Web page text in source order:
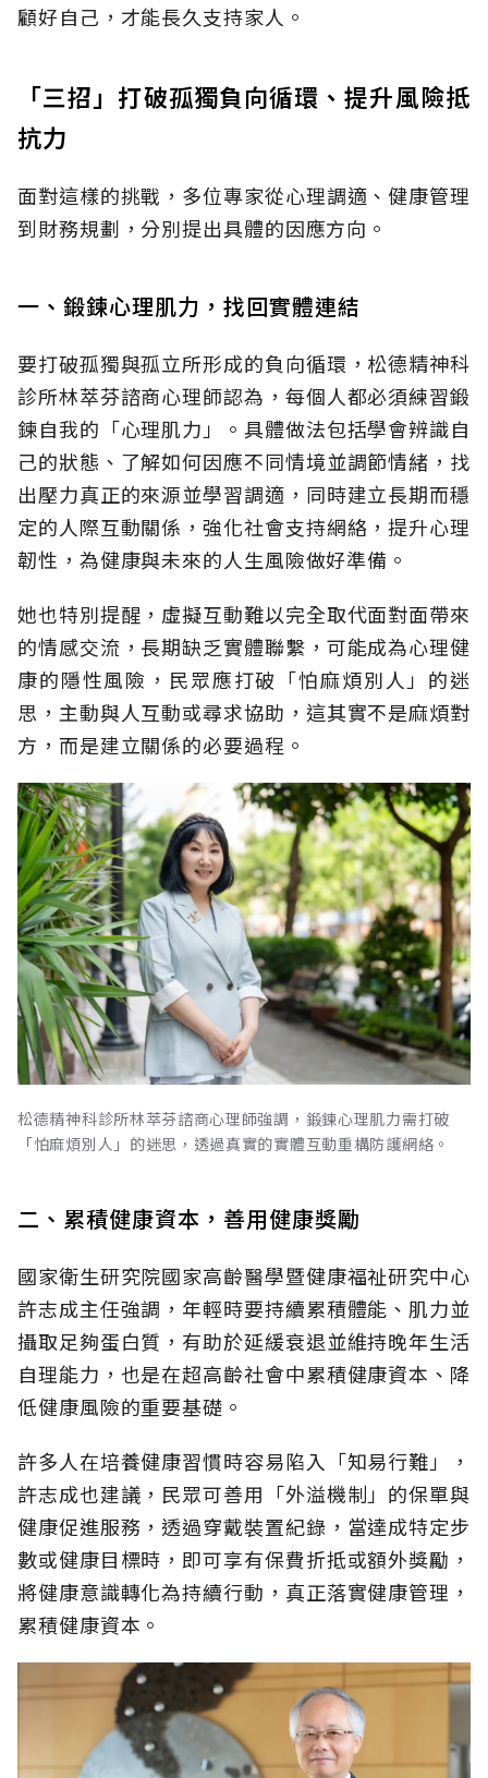
顧好自己，才能長久支持家人。
「三招」打破孤獨負向循環、提升風險抵
抗力
面對這樣的挑戰，多位專家從心理調適、健康管理
到財務規劃，分別提出具體的因應方向。
一、鍛鍊心理肌力，找回實體連結
要打破孤獨與孤立所形成的負向循環，松德精神科
診所林萃芬諮商心理師認為，每個人都必須練習鍛
鍊自我的「心理肌力」。具體做法包括學會辨識自
己的狀態、了解如何因應不同情境並調節情緒，找
出壓力真正的來源並學習調適，同時建立長期而穩
定的人際互動關係，強化社會支持網絡，提升心理
韌性，為健康與未來的人生風險做好準備。
她也特別提醒，虛擬互動難以完全取代面對面帶來
的情感交流，長期缺乏實體聯繫，可能成為心理健
康的隱性風險，民眾應打破「怕麻煩別人」的迷
思，主動與人互動或尋求協助，這其實不是麻煩對
方，而是建立關係的必要過程。
松德精神科診所林萃芬諮商心理師強調，鍛鍊心理肌力需打破
「怕麻煩別人」的迷思，透過真實的實體互動重構防護網絡。
二、累積健康資本，善用健康獎勵
國家衛生研究院國家高齡醫學暨健康福祉研究中心
許志成主任強調，年輕時要持續累積體能、肌力並
攝取足夠蛋白質，有助於延緩衰退並維持晚年生活
自理能力，也是在超高齡社會中累積健康資本、降
低健康風險的重要基礎。
許多人在培養健康習慣時容易陷入「知易行難」，
許志成也建議，民眾可善用「外溢機制」的保單與
健康促進服務，透過穿戴裝置紀錄，當達成特定步
數或健康目標時，即可享有保費折抵或額外獎勵，
將健康意識轉化為持續行動，真正落實健康管理，
累積健康資本。